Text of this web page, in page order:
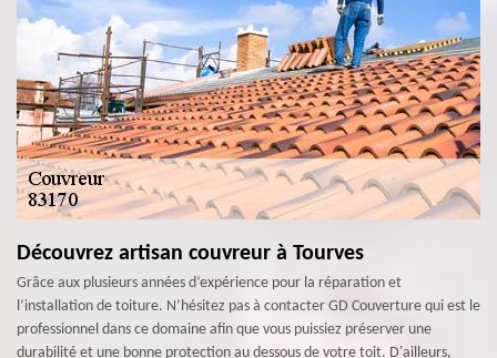
Découvrez artisan couvreur à Tourves
Grâce aux plusieurs années d’expérience pour la réparation et
l’installation de toiture. N’hésitez pas à contacter GD Couverture qui est le
professionnel dans ce domaine afin que vous puissiez préserver une
durabilité et une bonne protection au dessous de votre toit. D'ailleurs,